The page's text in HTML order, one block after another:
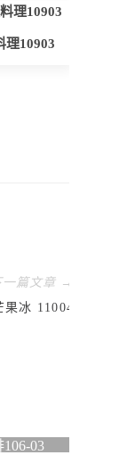
理10903
一篇文章 →
冰 11004
03